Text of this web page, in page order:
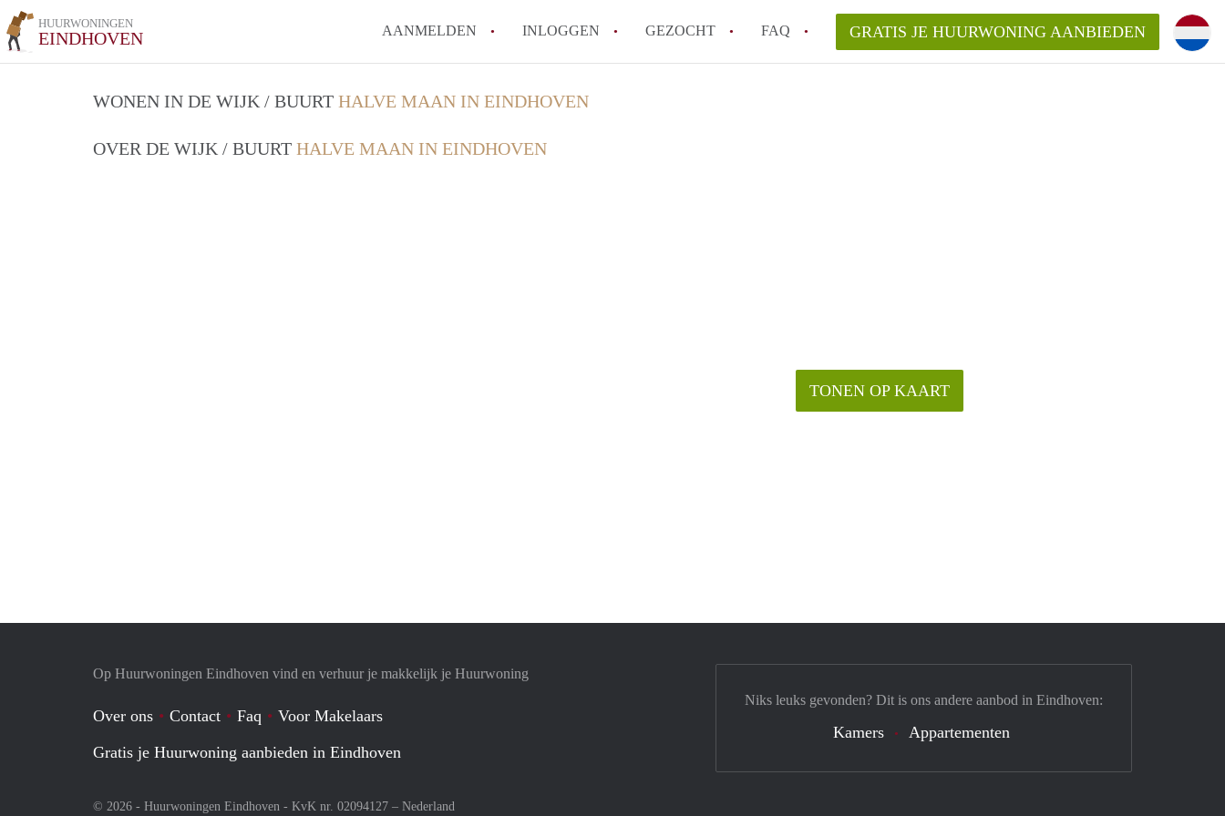
HUURWONINGEN
EINDHOVEN AANMELDEN INLOGGEN GEZOCHT FAQ GRATIS JE HUURWONING AANBIEDEN
WONEN IN DE WIJK / BUURT HALVE MAAN IN EINDHOVEN
OVER DE WIJK / BUURT HALVE MAAN IN EINDHOVEN
TONEN OP KAART
Op Huurwoningen Eindhoven vind en verhuur je makkelijk je Huurwoning
Over ons Contact Faq
Voor Makelaars
Gratis je Huurwoning aanbieden in Eindhoven
© 2026 - Huurwoningen Eindhoven - KvK nr. 02094127 – Nederland
Niks leuks gevonden? Dit is ons andere aanbod in Eindhoven:
Kamers Appartementen